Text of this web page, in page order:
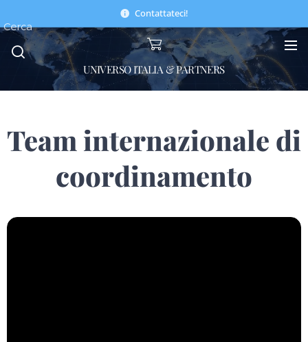
Contattateci!
UNIVERSO ITALIA & PARTNERS
Cerca
Team internazionale di
coordinamento